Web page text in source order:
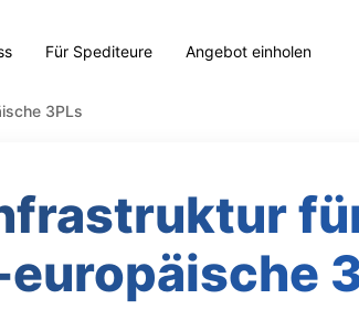
Für Spediteure Angebot einholen
3PLs